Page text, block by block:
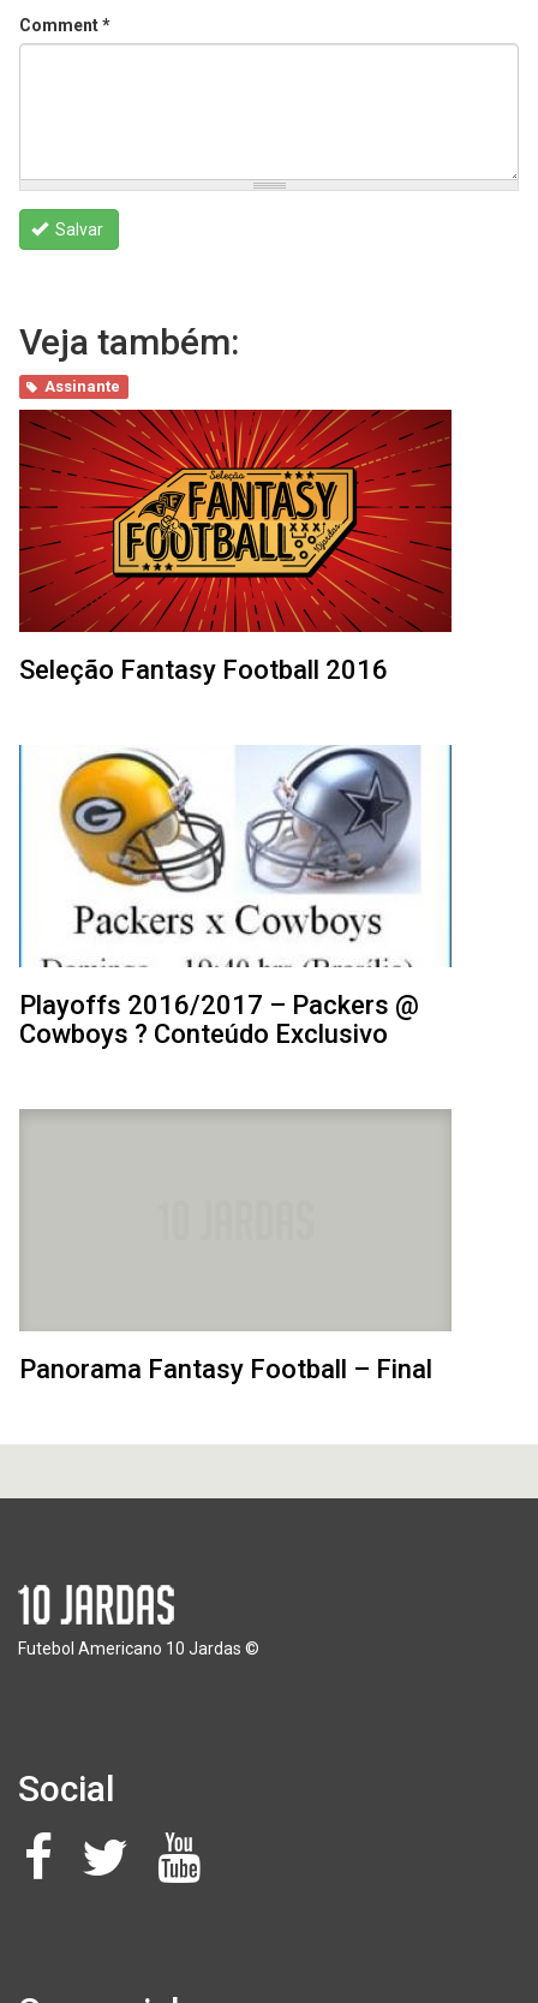
Comment*
Salvar
Veja também:
Assinante
Seleção Fantasy Football 2016
Playoffs 2016/2017 – Packers @
Cowboys ? Conteúdo Exclusivo
Panorama Fantasy Football – Final
Futebol Americano 10 Jardas ©
Social